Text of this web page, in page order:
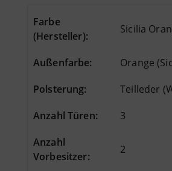
Farbe
(Hersteller):
Sicilia
Außenfarbe:
Orange
Polsterung:
Teilleder
Anzahl Türen:
3
Anzahl
Vorbesitzer:
2